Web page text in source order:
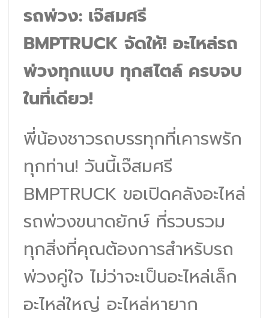
รถพ่วง: เจ๊สมศรี
BMPTRUCK จัดให้! อะไหล่รถ
พ่วงทุกแบบ ทุกสไตล์ ครบจบ
ในที่เดียว!
พี่น้องชาวรถบรรทุกที่เคารพรัก
ทุกท่าน! วันนี้เจ๊สมศรี
BMPTRUCK ขอเปิดคลังอะไหล่
รถพ่วงขนาดยักษ์ ที่รวบรวม
ทุกสิ่งที่คุณต้องการสำหรับรถ
พ่วงคู่ใจ ไม่ว่าจะเป็นอะไหล่เล็ก
อะไหล่ใหญ่ อะไหล่หายาก